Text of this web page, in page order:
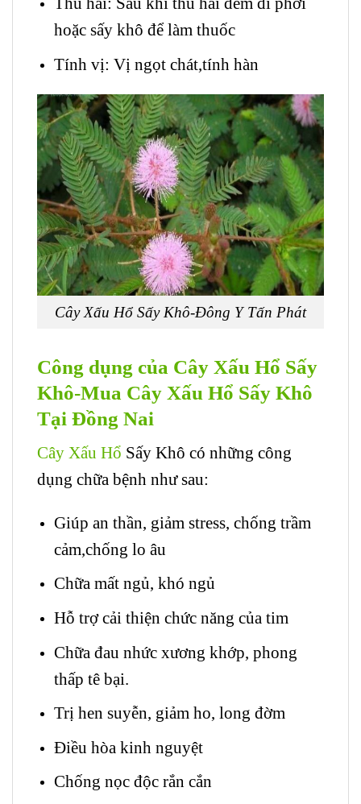
hoặc sấy khô để làm thuốc
Tính vị: Vị ngọt chát,tính hàn
Cây Xấu Hổ Sấy Khô-Đông Y Tấn Phát
Công dụng của Cây Xấu Hổ Sấy
Khô-Mua Cây Xấu Hổ Sấy Khô
Tại Đồng Nai
Cây Xấu Hổ Sấy Khô có những công
dụng chữa bệnh như sau:
Giúp an thần, giảm stress, chống trầm
cảm,chống lo âu
Chữa mất ngủ, khó ngủ
Hỗ trợ cải thiện chức năng của tim
Chữa đau nhức xương khớp, phong
thấp tê bại.
Trị hen suyễn, giảm ho, long đờm
Điều hòa kinh nguyệt
Chống nọc độc rắn cắn